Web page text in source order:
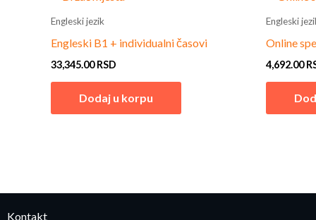
Engleski jezik
Engleski B1 + individualni časovi
33,345.00RSD
Dodaj u korpu
Engleski
Online
4,692.00
Kontakt